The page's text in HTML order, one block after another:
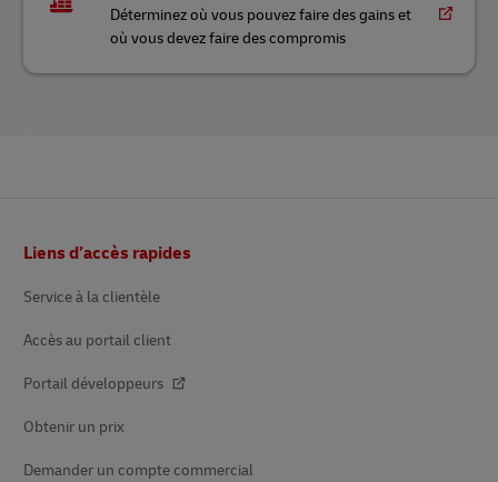
Déterminez où vous pouvez faire des gains et
où vous devez faire des compromis
de
Liens d’accès rapides
Service à la clientèle
Accès au portail client
Portail développeurs
Obtenir un prix
Demander un compte commercial